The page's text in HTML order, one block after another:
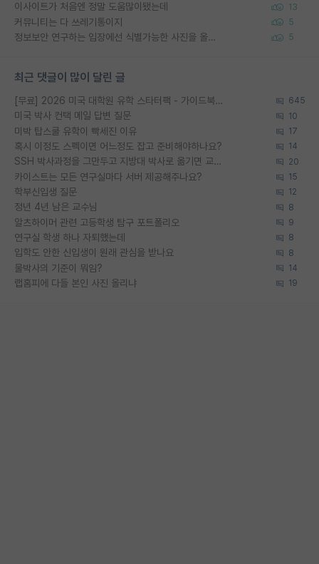
이사이트가 처음엔 정말 도움많이됐는데 13
커뮤니티는 다 쓰레기통이지 5
정보보안 연구하는 입장에선 식별가능한 사진을 올리는건 비추이긴함 5
최근 댓글이 많이 달린 글
[무료] 2026 미국 대학원 유학 스타터팩 - 가이드북 & 합격자 컨택메일 템플릿 645
미국 박사 컨택 메일 답변 질문 10
미박 탑스쿨 유학이 빡세진 이유 17
혹시 이정도 스펙이면 어느정도 잡고 준비해야하나요? 14
SSH 박사과정을 그만두고 지방대 박사로 옮기면 교수의 꿈은 끝일까요? 20
카이스트는 모든 연구실마다 서버 제공해주나요? 15
학부신입생 질문 12
정년 4년 남은 교수님 8
알츠하이머 관련 고등학생 탐구 포트폴리오 9
연구실 학생 하나 자퇴했는데 8
입학도 안한 신입생이 원래 관심을 받나요 8
물박사의 기준이 뭐임? 14
랩홈피에 다들 본인 사진 올리냐 19